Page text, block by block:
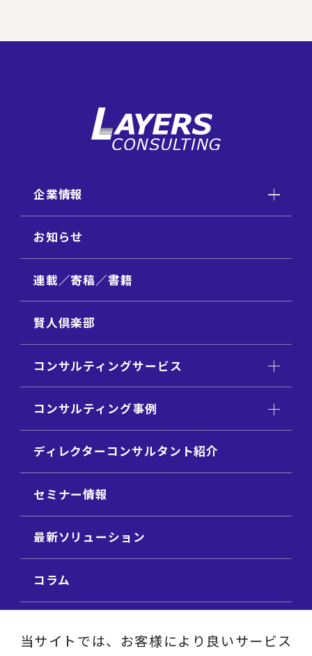
企業情報
お知らせ
連載／寄稿／書籍
賢人倶楽部
コンサルティングサービス
コンサルティング事例
ディレクターコンサルタント紹介
セミナー情報
最新ソリューション
コラム
当サイトでは、お客様により良いサービス